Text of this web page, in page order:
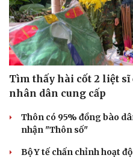
Làm đẹp - giảm cân
Phòng mạch online
Ăn sạch sống khỏe
Tìm thấy hài cốt 2 liệt
nhân dân cung cấp
Thôn có 95% đồng bào
nhận "Thôn số"
Bộ Y tế chấn chỉnh hoạt